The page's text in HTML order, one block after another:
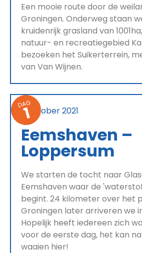
Een mooie route door de
Groningen. Onderweg staan
kruidenrijk grasland van
natuur- en recreatiegebied
bezoeken het Suikerterrein,
van Van Wijnen.
DAG
1
6 oktober 2021
Eemshaven –
Loppersum
We starten de tocht naar
Eemshaven waar de
begint. 24 kilometer over het
Groningen later arriveren we
Hopelijk heeft iedereen zich
voor de eerste dag, het kan
waaien hier!